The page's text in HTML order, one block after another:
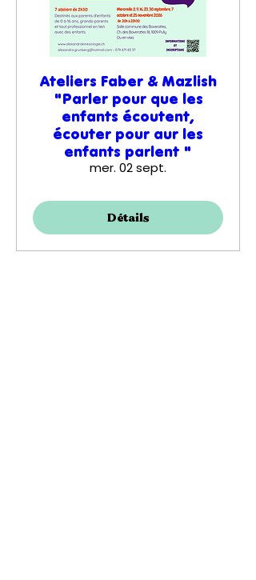
Ateliers Faber & Mazlish
"Parler pour que les
enfants écoutent,
écouter pour aur les
enfants parlent "
mer. 02 sept.
Détails